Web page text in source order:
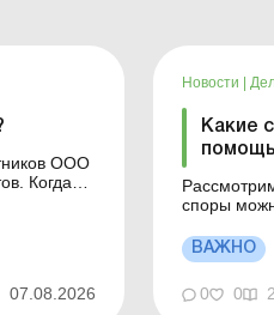
ООО
07.08.2026
Новости
Какие
споры
стороны с
ВАЖНО
0 0